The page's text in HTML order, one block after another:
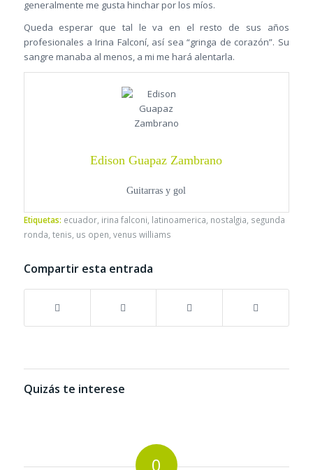
generalmente me gusta hinchar por los míos.
Queda esperar que tal le va en el resto de sus años
profesionales a Irina Falconí, así sea “gringa de corazón”. Su
sangre manaba al menos, a mi me hará alentarla.
Edison Guapaz Zambrano
Guitarras y gol
Etiquetas: ecuador, irina falconi, latinoamerica, nostalgia, segunda
ronda, tenis, us open, venus williams
Compartir esta entrada
Quizás te interese
0